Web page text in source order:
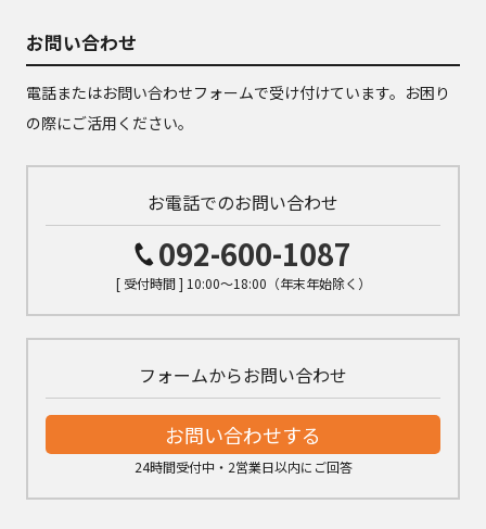
お問い合わせ
電話またはお問い合わせフォームで受け付けています。お困り
の際にご活用ください。
お電話でのお問い合わせ
092-600-1087
[ 受付時間 ] 10:00～18:00（年末年始除く）
フォームからお問い合わせ
お問い合わせする
24時間受付中・2営業日以内にご回答